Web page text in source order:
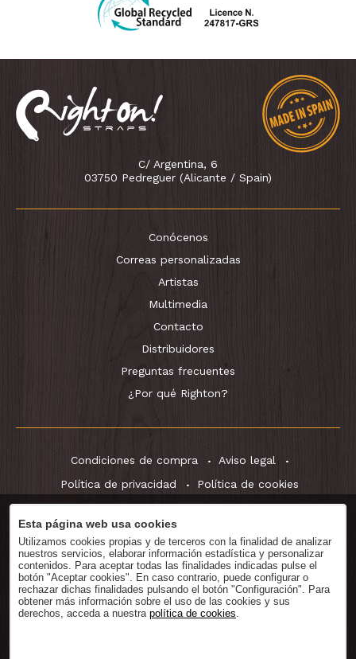
C/ Argentina, 6
03750 Pedreguer (Alicante / Spain)
Conócenos
Correas personalizadas
Artistas
Multimedia
Contacto
Distribuidores
Preguntas frecuentes
¿Por qué Righton?
Condiciones de compra
Aviso legal
Política de privacidad
Política de cookies
DescargarCatálogo
Esta página web usa cookies
Utilizamos cookies propias y de terceros con la finalidad de analizar
nuestros servicios, elaborar información estadística y personalizar
contenidos. Para aceptar todas las finalidades indicadas pulse el
botón "Aceptar cookies". En caso contrario, puede configurar o
rechazar dichas finalidades pulsando el botón "Configuración". Para
obtener más información sobre el uso de las cookies y sus
derechos, acceda a nuestra política de cookies.